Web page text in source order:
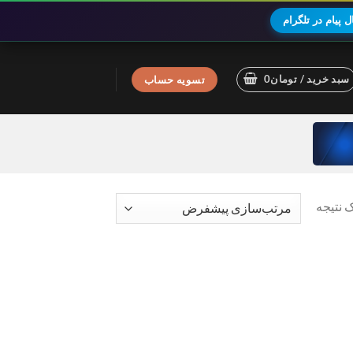
پیام در تلگرام
سبد خرید / تومان0 تسویه حساب
نتیجه